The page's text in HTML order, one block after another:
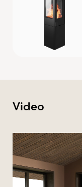
Video
Videospelare